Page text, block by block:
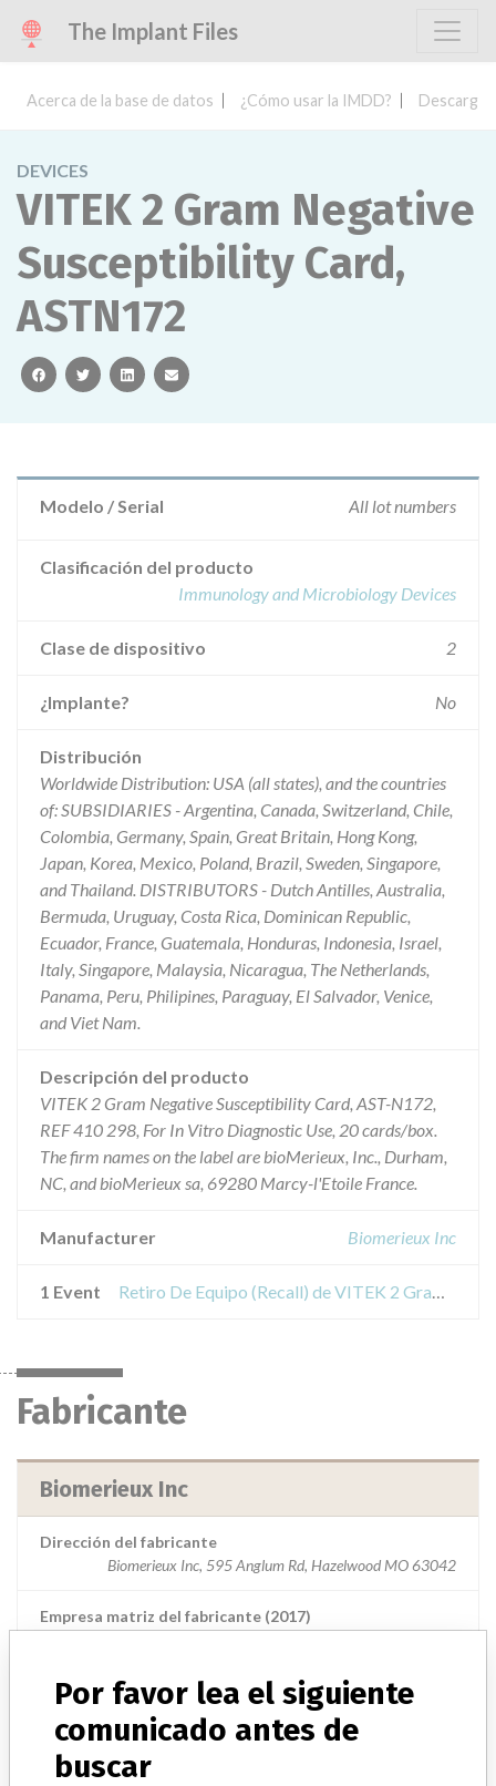
The Implant Files
Acerca de la base de datos ¿Cómo usar la IMDD? Descargar
DEVICES
VITEK 2 Gram Negative
Susceptibility Card,
ASTN172
facebooktwitterlinkedinemail
Modelo / Serial All lot numbers
Clasificación del producto
Immunology and Microbiology Devices
Clase de dispositivo 2
¿Implante? No
Distribución
Worldwide Distribution: USA (all states), and the countries
of: SUBSIDIARIES - Argentina, Canada, Switzerland, Chile,
Colombia, Germany, Spain, Great Britain, Hong Kong,
Japan, Korea, Mexico, Poland, Brazil, Sweden, Singapore,
and Thailand. DISTRIBUTORS - Dutch Antilles, Australia,
Bermuda, Uruguay, Costa Rica, Dominican Republic,
Ecuador, France, Guatemala, Honduras, Indonesia, Israel,
Italy, Singapore, Malaysia, Nicaragua, The Netherlands,
Panama, Peru, Philipines, Paraguay, El Salvador, Venice,
and Viet Nam.
Descripción del producto
VITEK 2 Gram Negative Susceptibility Card, AST-N172,
REF 410 298, For In Vitro Diagnostic Use, 20 cards/box.
The firm names on the label are bioMerieux, Inc., Durham,
NC, and bioMerieux sa, 69280 Marcy-l'Etoile France.
Manufacturer Biomerieux Inc
1 Event Retiro De Equipo (Recall) de VITEK 2 Gram Negative Susceptibility Card, ASTN172
Fabricante
Biomerieux Inc
Dirección del fabricante
Biomerieux Inc, 595 Anglum Rd, Hazelwood MO 63042
Empresa matriz del fabricante (2017)
Source USFDA
Por favor lea el siguiente
comunicado antes de
buscar